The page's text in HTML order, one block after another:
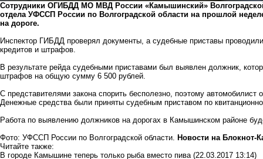
Сотрудники ОГИБДД МО МВД России «Камышинский»
отдела УФССП России по Волгоградской области на прошлой
на дороге.
Инспектор ГИБДД проверял документы, а судебные приставы
кредитов и штрафов.
В результате рейда судебными приставами был выявлен должник,
штрафов на общую сумму 6 500 рублей.
С представителями закона спорить бесполезно, поэтому
Денежные средства были приняты судебным приставом по
Работа по выявлению должников на дорогах в Камышинском районе
Фото: УФССП России по Волгоградской области.
Новости на Блoкнoт-
Читайте также:
В городе Камышине теперь только рыба вместо пива (22.03.2017 13:14)